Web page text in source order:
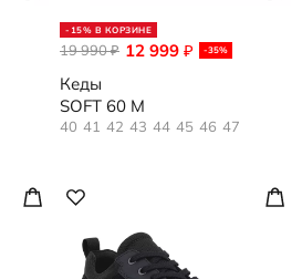
-15% В КОРЗИНЕ
12 999 ₽ -35%
19 990₽
Кеды
SOFT 60 M
40 41 42 43 44 45 46 47